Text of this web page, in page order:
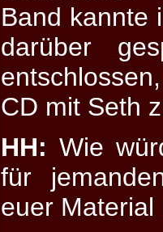
Band kannte
darüber
CD mit Seth
HH: Wie
für
euer